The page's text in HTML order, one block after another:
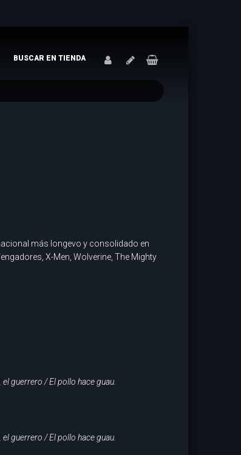
BUSCAR EN TIENDA
más longevo y consolidado en
X-Men, Wolverine, The Mighty
guerrero / El pollo hace guau.
guerrero / El pollo hace guau.